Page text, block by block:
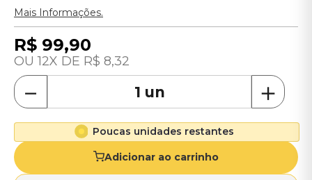
Mais Informações.
R$ 99,90
12 R$ 8,32
＋
－
Poucas unidades restantes
Adicionar ao carrinho